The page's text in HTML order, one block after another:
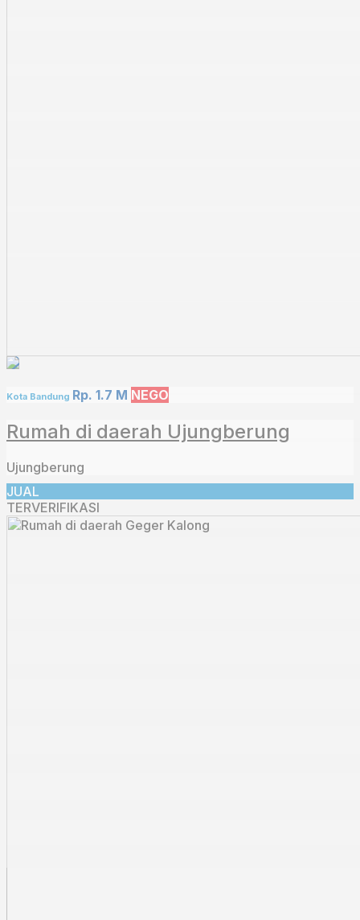
Kota Bandung Rp. 1.7 M NEGO
Rumah di daerah Ujungberung
Ujungberung
JUAL
TERVERIFIKASI